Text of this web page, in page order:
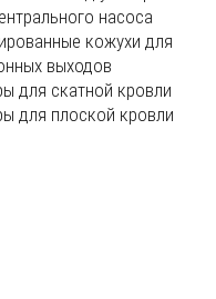
насоса
кожухи для
выходов
для скатной кровли
для плоской кровли